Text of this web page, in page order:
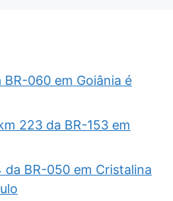
060 em Goiânia é
223 da BR-153 em
da BR-050 em Cristalina